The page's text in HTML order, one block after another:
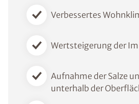
Verbessertes
Wertsteigerung der
Aufnahme der Salze
unterhalb der